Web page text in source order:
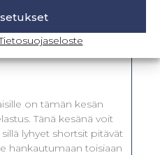
on tämän kesän
Tänä kesänä voit
lyhyet shortsit pitävät
hankautumaan toisiaan